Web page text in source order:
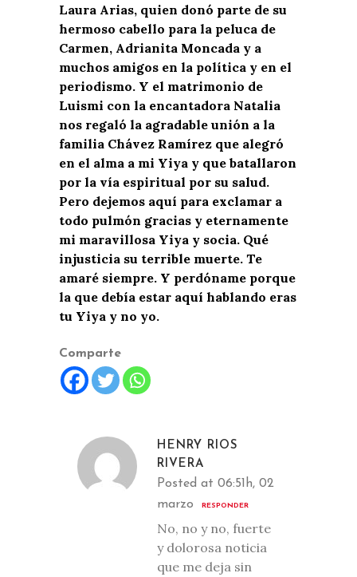
Laura Arias, quien donó parte de su
hermoso cabello para la peluca de
Carmen, Adrianita Moncada y a
muchos amigos en la política y en el
periodismo. Y el matrimonio de
Luismi con la encantadora Natalia
nos regaló la agradable unión a la
familia Chávez Ramírez que alegró
en el alma a mi Yiya y que batallaron
por la vía espiritual por su salud.
Pero dejemos aquí para exclamar a
todo pulmón gracias y eternamente
mi maravillosa Yiya y socia. Qué
injusticia su terrible muerte. Te
amaré siempre. Y perdóname porque
la que debía estar aquí hablando eras
tu Yiya y no yo.
Comparte
HENRY RIOS
RIVERA
Posted at 06:51h, 02
marzo
RESPONDER
No, no y no, fuerte
y dolorosa noticia
que me deja sin